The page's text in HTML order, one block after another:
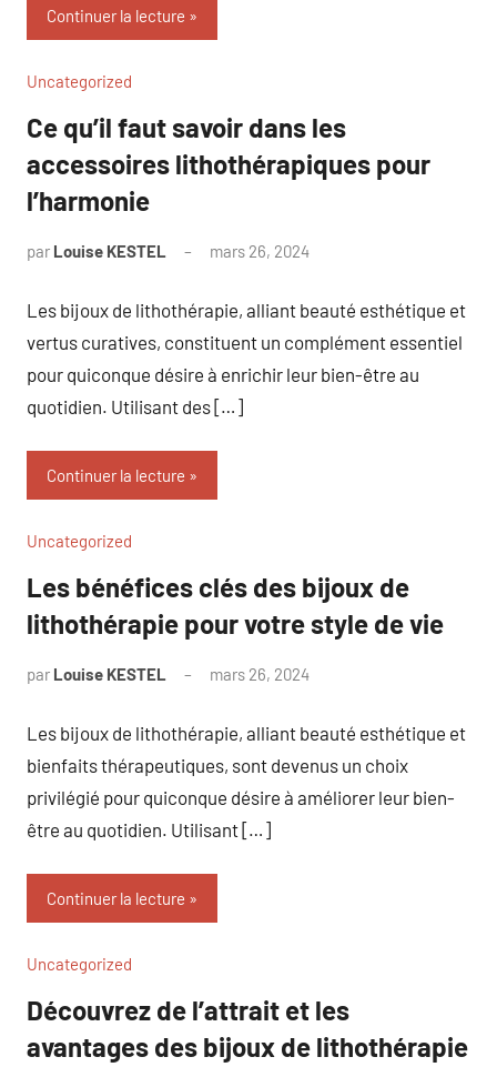
Continuer la lecture
Uncategorized
Ce qu’il faut savoir dans les
accessoires lithothérapiques pour
l’harmonie
par Louise KESTEL mars 26, 2024
Les bijoux de lithothérapie, alliant beauté esthétique et
vertus curatives, constituent un complément essentiel
pour quiconque désire à enrichir leur bien-être au
quotidien. Utilisant des […]
Continuer la lecture
Uncategorized
Les bénéfices clés des bijoux de
lithothérapie pour votre style de vie
par Louise KESTEL mars 26, 2024
Les bijoux de lithothérapie, alliant beauté esthétique et
bienfaits thérapeutiques, sont devenus un choix
privilégié pour quiconque désire à améliorer leur bien-
être au quotidien. Utilisant […]
Continuer la lecture
Uncategorized
Découvrez de l’attrait et les
avantages des bijoux de lithothérapie